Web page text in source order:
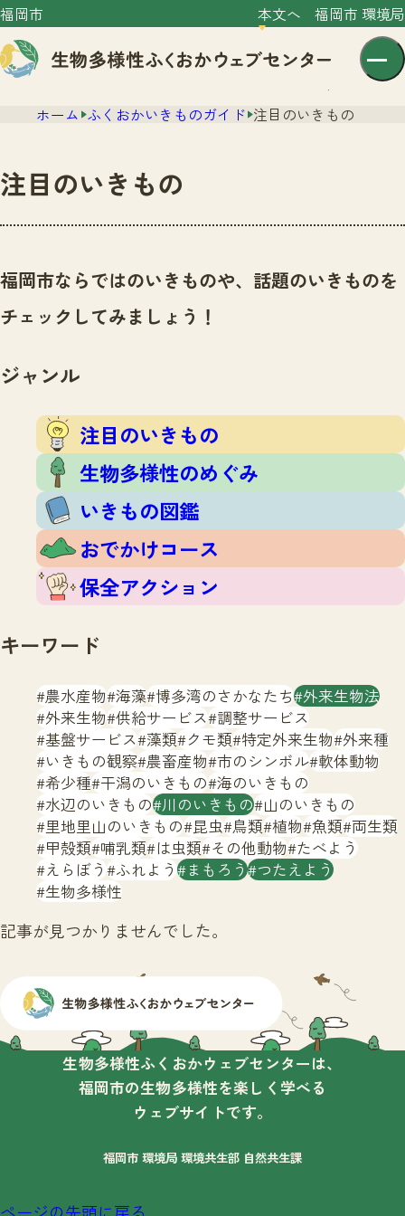
福岡市 本文へ 福岡市 環境局
文字サイズ 小 中 大
センター紹介
センター紹介TOP
サイトポリシー
ニュース
いきものガイド
注目のいきもの
生物多様性のめぐみ
いきもの図鑑
おでかけコース
保全アクション
イベント
いきもの調査隊
調査レポート
調査レポートTOP
調査結果
ふくおかいきものマップ
マッチング
マッチングTOP
掲載申し込みフォーム
お問合せ
生物多様性ふくおかウェブセンターとは
サイトマップ
ホーム ふくおかいきものガイド 注目のいきもの
注目のいきもの
福岡市ならではのいきものや、話題のいきものを
チェックしてみましょう！
ジャンル
注目のいきもの
生物多様性のめぐみ
いきもの図鑑
おでかけコース
保全アクション
キーワード
農水産物 海藻 博多湾のさかなたち 外来生物法
外来生物 供給サービス 調整サービス
基盤サービス 藻類 クモ類 特定外来生物 外来種
いきもの観察 農畜産物 市のシンボル 軟体動物
希少種 干潟のいきもの 海のいきもの
水辺のいきもの 川のいきもの 山のいきもの
里地里山のいきもの 昆虫 鳥類 植物 魚類 両生類
甲殻類 哺乳類 は虫類 その他動物 たべよう
えらぼう ふれよう まもろう つたえよう
生物多様性
記事が見つかりませんでした。
生物多様性ふくおかウェブセンターは、
福岡市の生物多様性を楽しく学べる
ウェブサイトです。
福岡市 環境局 環境共生部 自然共生課